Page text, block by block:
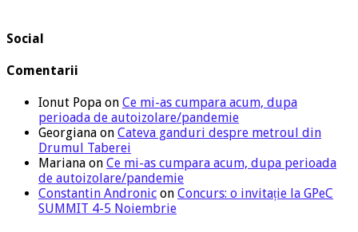
Social
Comentarii
Ionut Popa on Ce mi-as cumpara acum, dupa
perioada de autoizolare/pandemie
Georgiana on Cateva ganduri despre metroul din
Drumul Taberei
Mariana on Ce mi-as cumpara acum, dupa perioada
de autoizolare/pandemie
Constantin Andronic on Concurs: o invitație la GPeC
SUMMIT 4-5 Noiembrie